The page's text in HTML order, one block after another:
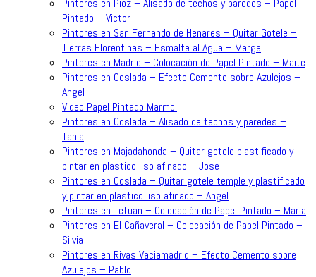
Pintores en Pioz – Alisado de techos y paredes – Papel
Pintado – Victor
Pintores en San Fernando de Henares – Quitar Gotele –
Tierras Florentinas – Esmalte al Agua – Marga
Pintores en Madrid – Colocación de Papel Pintado – Maite
Pintores en Coslada – Efecto Cemento sobre Azulejos –
Angel
Video Papel Pintado Marmol
Pintores en Coslada – Alisado de techos y paredes –
Tania
Pintores en Majadahonda – Quitar gotele plastificado y
pintar en plastico liso afinado – Jose
Pintores en Coslada – Quitar gotele temple y plastificado
y pintar en plastico liso afinado – Angel
Pintores en Tetuan – Colocación de Papel Pintado – Maria
Pintores en El Cañaveral – Colocación de Papel Pintado –
Silvia
Pintores en Rivas Vaciamadrid – Efecto Cemento sobre
Azulejos – Pablo